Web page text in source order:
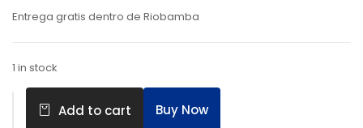
Entrega gratis dentro de Riobamba
1 in stock
Add to cart Buy Now